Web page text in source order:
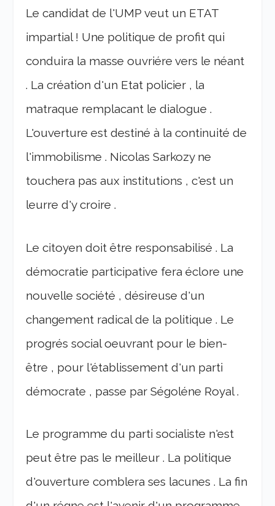
Le candidat de l'UMP veut un ETAT
impartial ! Une politique de profit qui
conduira la masse ouvriére vers le néant
. La création d'un Etat policier , la
matraque remplacant le dialogue .
L'ouverture est destiné à la continuité de
l'immobilisme . Nicolas Sarkozy ne
touchera pas aux institutions , c'est un
leurre d'y croire .
Le citoyen doit être responsabilisé . La
démocratie participative fera éclore une
nouvelle société , désireuse d'un
changement radical de la politique . Le
progrés social oeuvrant pour le bien-
être , pour l'établissement d'un parti
démocrate , passe par Ségoléne Royal .
Le programme du parti socialiste n'est
peut être pas le meilleur . La politique
d'ouverture comblera ses lacunes . La fin